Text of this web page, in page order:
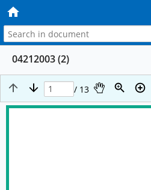
04212003 (2)
/ 13